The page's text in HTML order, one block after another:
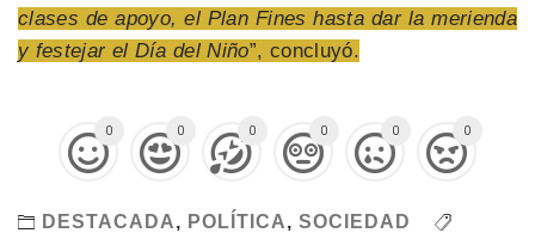
clases de apoyo, el Plan Fines hasta dar la merienda
y festejar el Día del Niño”, concluyó.
0 0 0 0 0 0
DESTACADA, POLÍTICA, SOCIEDAD